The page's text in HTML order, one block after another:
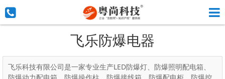
飞乐防爆电器
飞乐科技有限公司是一家专业生产LED防爆灯、防爆照明配电箱、